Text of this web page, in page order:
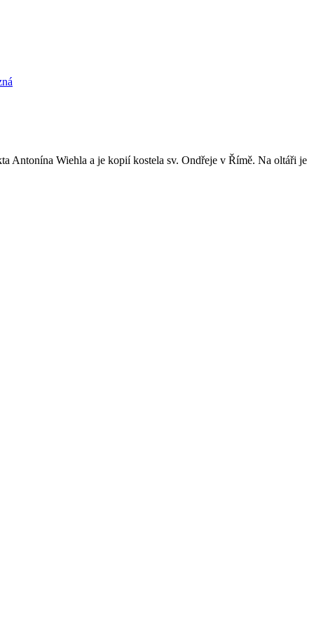
Antonína Wiehla a je kopií kostela sv. Ondřeje v Římě. Na oltáři je